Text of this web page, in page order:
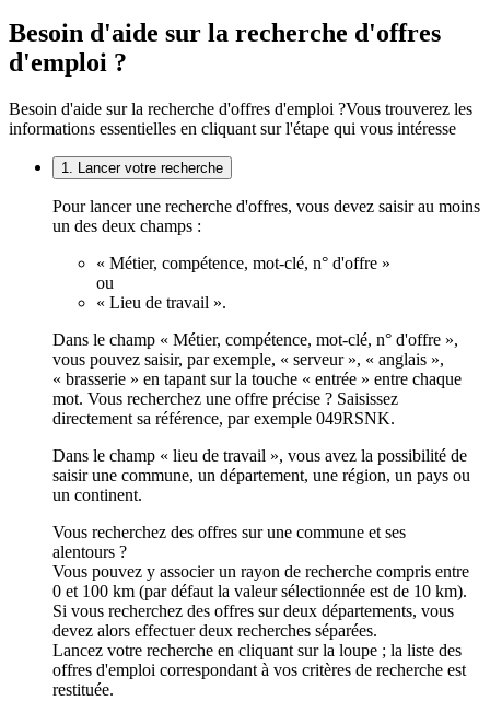
Besoin d'aide sur la recherche d'offres
d'emploi ?
Besoin d'aide sur la recherche d'offres d'emploi ?Vous trouverez les
informations essentielles en cliquant sur l'étape qui vous intéresse
1. Lancer votre recherche
Pour lancer une recherche d'offres, vous devez saisir au moins
un des deux champs :
« Métier, compétence, mot-clé, n° d'offre »
ou
« Lieu de travail ».
Dans le champ « Métier, compétence, mot-clé, n° d'offre »,
vous pouvez saisir, par exemple, « serveur », « anglais »,
« brasserie » en tapant sur la touche « entrée » entre chaque
mot. Vous recherchez une offre précise ? Saisissez
directement sa référence, par exemple 049RSNK.
Dans le champ « lieu de travail », vous avez la possibilité de
saisir une commune, un département, une région, un pays ou
un continent.
Vous recherchez des offres sur une commune et ses
alentours ?
Vous pouvez y associer un rayon de recherche compris entre
0 et 100 km (par défaut la valeur sélectionnée est de 10 km).
Si vous recherchez des offres sur deux départements, vous
devez alors effectuer deux recherches séparées.
Lancez votre recherche en cliquant sur la loupe ; la liste des
offres d'emploi correspondant à vos critères de recherche est
restituée.